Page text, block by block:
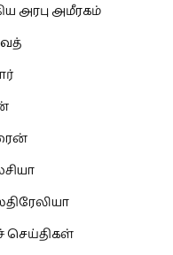
அரபு அமீரகம்
செய்திகள்